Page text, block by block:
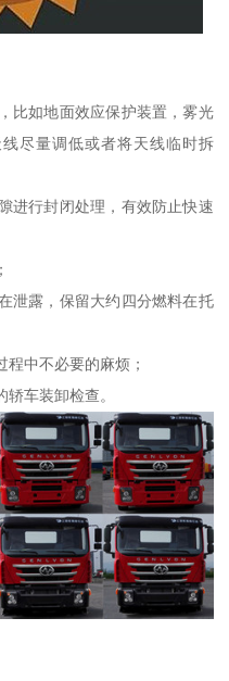
比如地面效应保护装置，雾光
尽量调低或者将天线临时拆
进行封闭处理，有效防止快速
泄露，保留大约四分燃料在托
中不必要的麻烦；
车装卸检查。